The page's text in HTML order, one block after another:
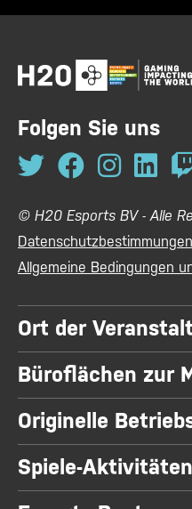
Folgen Sie uns
© H20 Esports BV - Alle
Datenschutzbestimmungen
Allgemeine Bedingungen
Ort der
Büroflächen zur
Originelle
Spiele-Aktivitäten